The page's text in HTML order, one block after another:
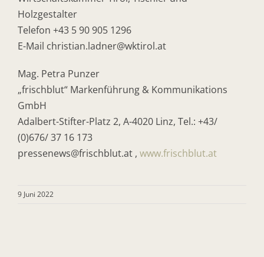
Holzgestalter
Telefon +43 5 90 905 1296
E-Mail christian.ladner@wktirol.at
Mag. Petra Punzer
„frischblut“ Markenführung & Kommunikations
GmbH
Adalbert-Stifter-Platz 2, A-4020 Linz, Tel.: +43/
(0)676/ 37 16 173
pressenews@frischblut.at , www.frischblut.at
9 Juni 2022